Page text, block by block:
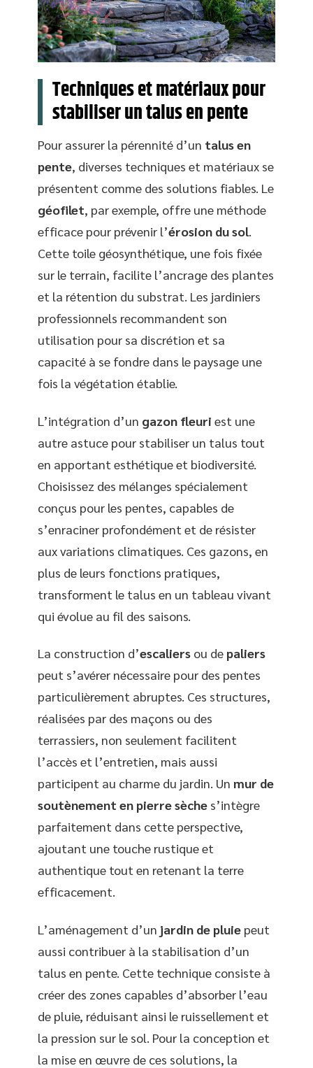
Techniques et matériaux pour
stabiliser un talus en pente
Pour assurer la pérennité d’un talus en
pente, diverses techniques et matériaux se
présentent comme des solutions fiables. Le
géofilet, par exemple, offre une méthode
efficace pour prévenir l’érosion du sol.
Cette toile géosynthétique, une fois fixée
sur le terrain, facilite l’ancrage des plantes
et la rétention du substrat. Les jardiniers
professionnels recommandent son
utilisation pour sa discrétion et sa
capacité à se fondre dans le paysage une
fois la végétation établie.
L’intégration d’un gazon fleuri est une
autre astuce pour stabiliser un talus tout
en apportant esthétique et biodiversité.
Choisissez des mélanges spécialement
conçus pour les pentes, capables de
s’enraciner profondément et de résister
aux variations climatiques. Ces gazons, en
plus de leurs fonctions pratiques,
transforment le talus en un tableau vivant
qui évolue au fil des saisons.
La construction d’escaliers ou de paliers
peut s’avérer nécessaire pour des pentes
particulièrement abruptes. Ces structures,
réalisées par des maçons ou des
terrassiers, non seulement facilitent
l’accès et l’entretien, mais aussi
participent au charme du jardin. Un mur de
soutènement en pierre sèche s’intègre
parfaitement dans cette perspective,
ajoutant une touche rustique et
authentique tout en retenant la terre
efficacement.
L’aménagement d’un jardin de pluie peut
aussi contribuer à la stabilisation d’un
talus en pente. Cette technique consiste à
créer des zones capables d’absorber l’eau
de pluie, réduisant ainsi le ruissellement et
la pression sur le sol. Pour la conception et
la mise en œuvre de ces solutions, la